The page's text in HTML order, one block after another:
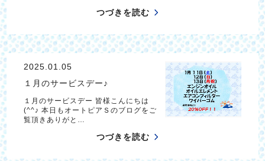
つづきを読む
2025.01.05
１月のサービスデー♪
１月のサービスデー 皆様こんにちは
(^^♪ 本日もオートピアＳのブログをご
覧頂きありがと…
つづきを読む